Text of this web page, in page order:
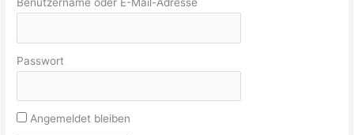
Benutzername oder E-Mail-Adresse
Passwort
Angemeldet bleiben